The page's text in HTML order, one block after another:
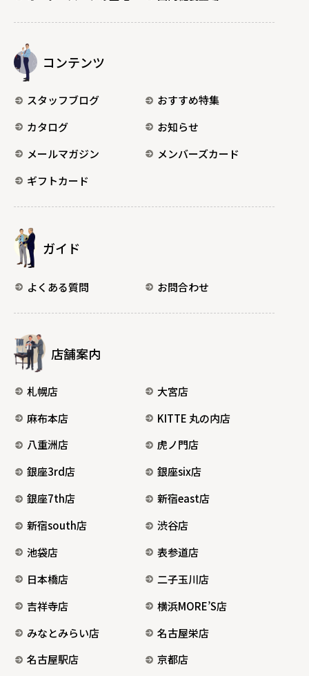
コンテンツ
スタッフブログ
おすすめ特集
カタログ
お知らせ
メールマガジン
メンバーズカード
ギフトカード
ガイド
よくある質問 お問合わせ
店舗案内
札幌店
大宮店
麻布本店
KITTE 丸の内店
八重洲店
虎ノ門店
銀座3rd店
銀座six店
銀座7th店
新宿east店
新宿south店
渋谷店
池袋店
表参道店
日本橋店
二子玉川店
吉祥寺店
横浜MORE’S店
みなとみらい店
名古屋栄店
名古屋駅店
京都店